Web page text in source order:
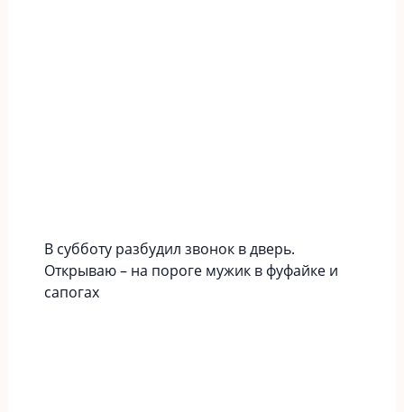
В субботу разбудил звонок в дверь.
Открываю – на пороге мужик в фуфайке и
сапогах